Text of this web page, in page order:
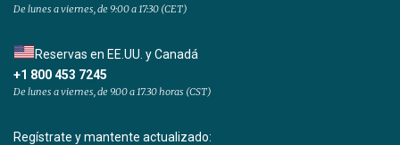
De lunes a viernes, de 9:00 a 17:30 (CET)
Reservas en EE.UU. y Canadá
+1 800 453 7245
De lunes a viernes, de 9.00 a 17.30 horas (CST)
Regístrate y mantente actualizado: